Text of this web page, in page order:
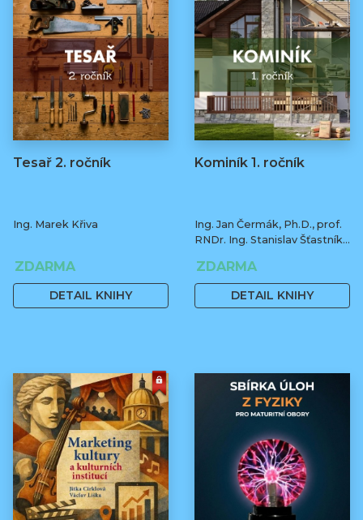
Tesař 2. ročník
Ing. Marek Křiva
ZDARMA
DETAIL KNIHY
Kominík 1. ročník
Ing. Jan Čermák, Ph.D., prof.
RNDr. Ing. Stanislav Šťastník,
ZDARMA
DETAIL KNIHY